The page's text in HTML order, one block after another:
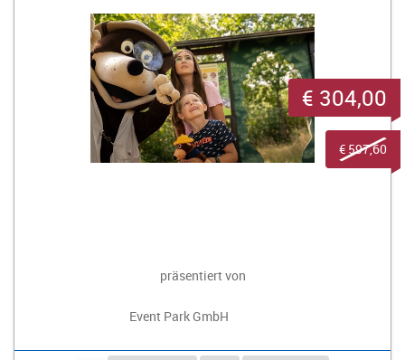
präsentiert von
Event Park GmbH
€ 304,00
€ 597,60